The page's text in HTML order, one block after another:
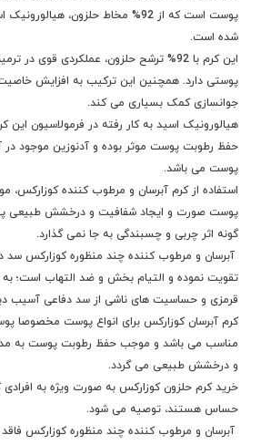
پوست است که از 92% مخاط حلزون،
شده است.
اين كرم با 92% ترشح حلزون، عملکردی قوی
پوستی دارد. همچنین این ترکیب به افزایش
جوانسازی کمک بسیاری می کند.
هیالورونیک اسید به کار رفته در فرمولاسیون این
حفظ رطوبت پوست موثر بوده و آدنوزین موجود
پوست می باشد.
استفاده از کرم آبرسان و مرطوب کننده
پوست صورت و ایجاد شفافیت و درخشش طبیعی
گونه اثر چربی و چسبندگی به جا نمی گذارد.
آبرسان و مرطوب کننده چند منظوره کوزارکس سد
تقویت نموده و التیام بخش و ضد التهاب است؛
قرمزی و حساسيت های ناشی از سد دفاعی آسيب
کرم آبرسان کوزارکس برای انواع پوست مخصوصا
مناسب می باشد و موجب حفظ رطوبت پوست به
و درخشش طبیعی می گردد.
خرید کرم حلزون کوزارکس به صورت ویژه به
حساس هستند، توصیه می شود.
آبرسان و مرطوب کننده چند منظوره کوزارکس فاقد